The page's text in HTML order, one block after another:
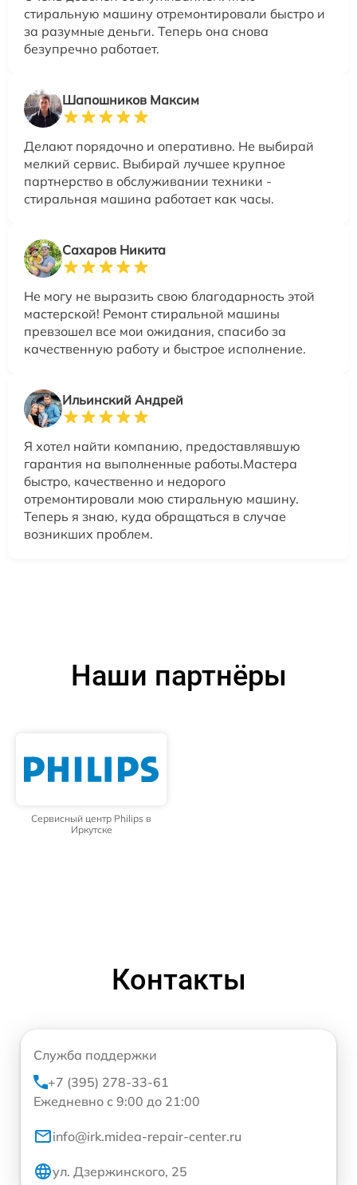
стиральную машину отремонтировали быстро и
за разумные деньги. Теперь она снова
безупречно работает.
Шапошников Максим
Делают порядочно и оперативно. Не выбирай
мелкий сервис. Выбирай лучшее крупное
партнерство в обслуживании техники -
стиральная машина работает как часы.
Сахаров Никита
Не могу не выразить свою благодарность этой
мастерской! Ремонт стиральной машины
превзошел все мои ожидания, спасибо за
качественную работу и быстрое исполнение.
Ильинский Андрей
Я хотел найти компанию, предоставлявшую
гарантия на выполненные работы.Мастера
быстро, качественно и недорого
отремонтировали мою стиральную машину.
Теперь я знаю, куда обращаться в случае
возникших проблем.
Наши партнёры
Сервисный центр Philips в
Иркутске
Контакты
Служба поддержки
+7 (395) 278-33-61
Ежедневно с 9:00 до 21:00
info@irk.midea-repair-center.ru
ул. Дзержинского, 25